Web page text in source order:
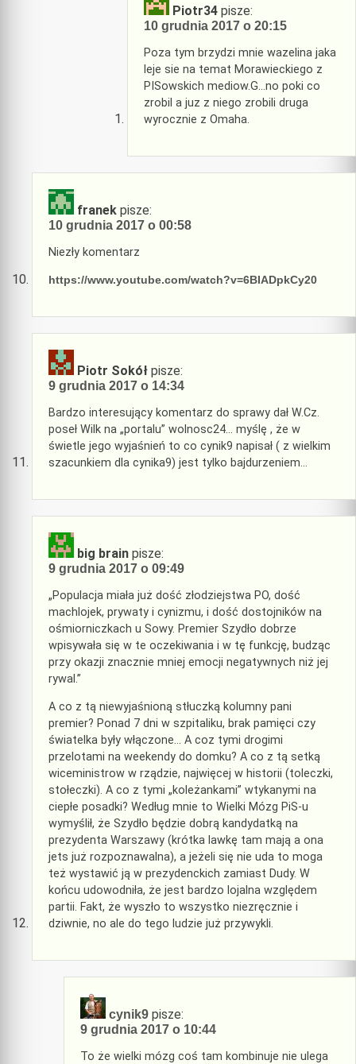
Piotr34 pisze:
10 grudnia 2017 o 20:15
Poza tym brzydzi mnie wazelina jaka
leje sie na temat Morawieckiego z
PISowskich mediow.G…no poki co
zrobil a juz z niego zrobili druga
wyrocznie z Omaha.
franek pisze:
10 grudnia 2017 o 00:58
Niezły komentarz
https://www.youtube.com/watch?v=6BIADpkCy20
Piotr Sokół pisze:
9 grudnia 2017 o 14:34
Bardzo interesujący komentarz do sprawy dał W.Cz.
poseł Wilk na „portalu” wolnosc24… myślę , że w
świetle jego wyjaśnień to co cynik9 napisał ( z wielkim
szacunkiem dla cynika9) jest tylko bajdurzeniem…
big brain pisze:
9 grudnia 2017 o 09:49
„Populacja miała już dość złodziejstwa PO, dość
machlojek, prywaty i cynizmu, i dość dostojników na
ośmiorniczkach u Sowy. Premier Szydło dobrze
wpisywała się w te oczekiwania i w tę funkcję, budząc
przy okazji znacznie mniej emocji negatywnych niż jej
rywal.”
A co z tą niewyjaśnioną stłuczką kolumny pani
premier? Ponad 7 dni w szpitaliku, brak pamięci czy
światelka były włączone… A coz tymi drogimi
przelotami na weekendy do domku? A co z tą setką
wiceministrow w rządzie, najwięcej w historii (toleczki,
stołeczki). A co z tymi „koleżankami” wtykanymi na
ciepłe posadki? Według mnie to Wielki Mózg PiS-u
wymyślił, że Szydło będzie dobrą kandydatką na
prezydenta Warszawy (krótka lawkę tam mają a ona
jets już rozpoznawalna), a jeżeli się nie uda to moga
też wystawić ją w prezydenckich zamiast Dudy. W
końcu udowodniła, że jest bardzo lojalna względem
partii. Fakt, że wyszło to wszystko niezręcznie i
dziwnie, no ale do tego ludzie już przywykli.
cynik9 pisze:
9 grudnia 2017 o 10:44
To że wielki mózg coś tam kombinuje nie ulega